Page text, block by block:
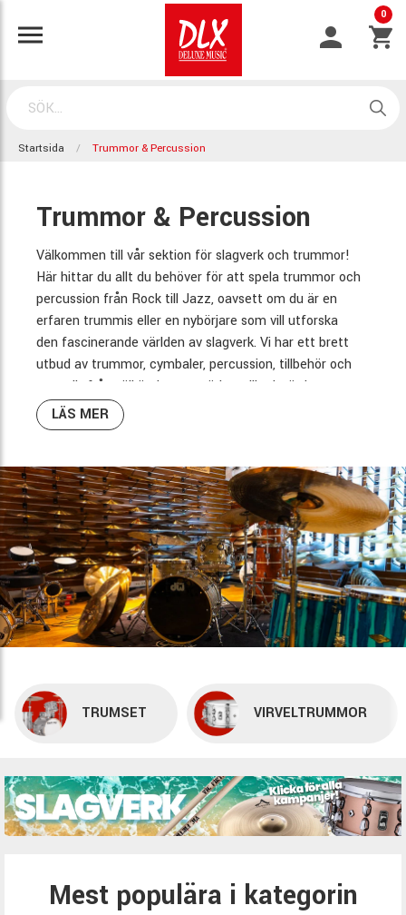
0
Startsida Trummor & Percussion
Trummor & Percussion
Välkommen till vår sektion för slagverk och trummor!
Här hittar du allt du behöver för att spela trummor och
percussion från Rock till Jazz, oavsett om du är en
erfaren trummis eller en nybörjare som vill utforska
den fascinerande världen av slagverk. Vi har ett brett
utbud av trummor, cymbaler, percussion, tillbehör och
mer, allt från välkända varumärken till prisvärda
alternativ.
LÄS MER
TRUMSET VIRVELTRUMMOR
Mest populära i kategorin